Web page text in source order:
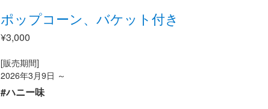
ポップコーン、バケット付き
¥3,000
[販売期間]
2026年3月9日 ～
#ハニー味